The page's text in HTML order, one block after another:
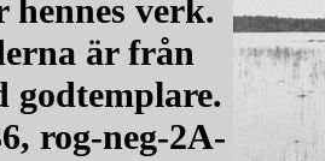
hennes verk.
är från
godtemplare.
rog-neg-2A-